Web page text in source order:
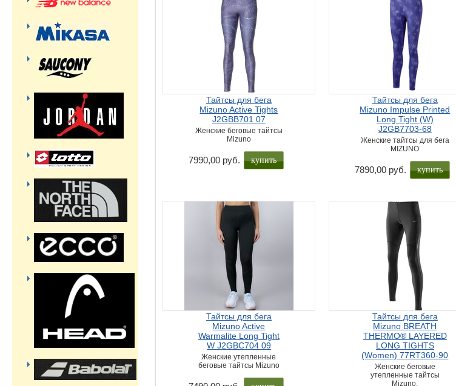
Тайтсы для бега
Mizuno Active Tights
J2GBB701 07
Женские беговые тайтсы
Mizuno
7990,00 руб. купить
Тайтсы для бега
Mizuno Impulse Printed
Long Tight (W)
J2GB7703-68
Женские тайтсы для бега
MIZUNO
7890,00 руб. купить
Тайтсы для бега
Mizuno Active
Warmalite Long Tight
W J2GBC704 09
Женские утепленные
беговые тайтсы Mizuno
Тайтсы для бега
Mizuno BREATH
THERMO® LAYERED
LONG TIGHTS
(Women) 77RT360-90
Женские беговые
утепленные тайтсы
Mizuno.